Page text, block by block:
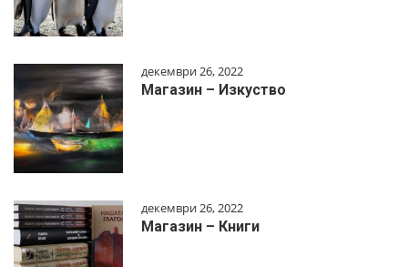
декември 26, 2022
Магазин – Изкуство
декември 26, 2022
Магазин – Книги